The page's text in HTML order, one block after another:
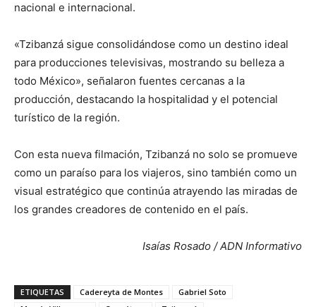
nacional e internacional.
«Tzibanzá sigue consolidándose como un destino ideal
para producciones televisivas, mostrando su belleza a
todo México», señalaron fuentes cercanas a la
producción, destacando la hospitalidad y el potencial
turístico de la región.
Con esta nueva filmación, Tzibanzá no solo se promueve
como un paraíso para los viajeros, sino también como un
visual estratégico que continúa atrayendo las miradas de
los grandes creadores de contenido en el país.
Isaías Rosado / ADN Informativo
ETIQUETAS Cadereyta de Montes
Gabriel Soto